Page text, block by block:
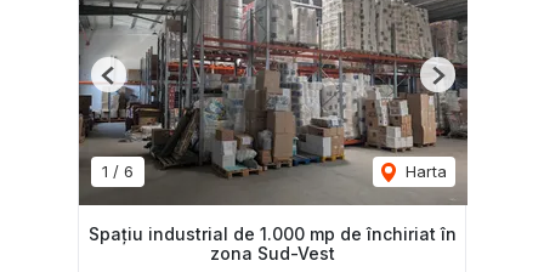
1 / 6 Harta
Previous Next
Spațiu industrial de 1.000 mp de închiriat în
zona Sud-Vest